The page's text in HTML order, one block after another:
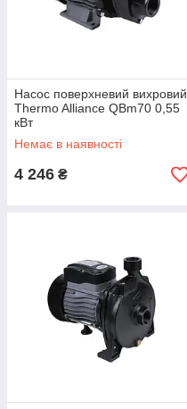
Насос поверхневий вихровий
Thermo Alliance QBm70 0,55
кВт
Немає в наявності
4 246 ₴